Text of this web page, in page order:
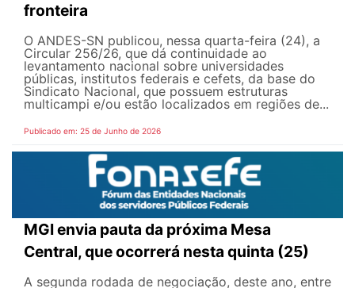
fronteira
O ANDES-SN publicou, nessa quarta-feira (24), a
Circular 256/26, que dá continuidade ao
levantamento nacional sobre universidades
públicas, institutos federais e cefets, da base do
Sindicato Nacional, que possuem estruturas
multicampi e/ou estão localizados em regiões de...
Publicado em: 25 de Junho de 2026
MGI envia pauta da próxima Mesa
Central, que ocorrerá nesta quinta (25)
A segunda rodada de negociação, deste ano, entre